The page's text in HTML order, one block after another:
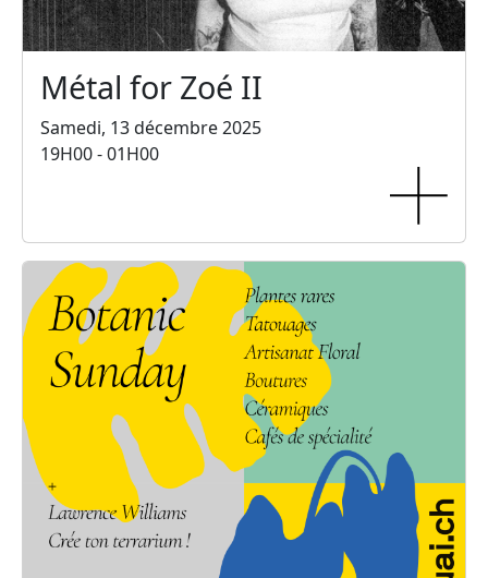
Métal for Zoé II
Samedi, 13 décembre 2025
19H00 - 01H00